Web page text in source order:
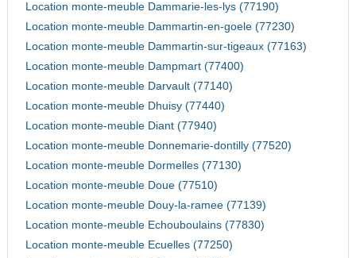
Location monte-meuble Dammarie-les-lys (77190)
Location monte-meuble Dammartin-en-goele (77230)
Location monte-meuble Dammartin-sur-tigeaux (77163)
Location monte-meuble Dampmart (77400)
Location monte-meuble Darvault (77140)
Location monte-meuble Dhuisy (77440)
Location monte-meuble Diant (77940)
Location monte-meuble Donnemarie-dontilly (77520)
Location monte-meuble Dormelles (77130)
Location monte-meuble Doue (77510)
Location monte-meuble Douy-la-ramee (77139)
Location monte-meuble Echouboulains (77830)
Location monte-meuble Ecuelles (77250)